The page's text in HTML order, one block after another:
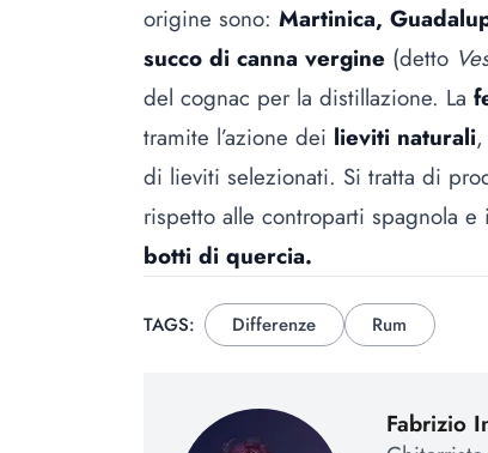
origine sono: Martinica,
succo di canna vergine (detto
del cognac per la distillazione. La
tramite l’azione dei lieviti naturali
di lieviti selezionati. Si tratta di
rispetto alle controparti spagnola e
botti di quercia.
TAGS: Differenze Rum
Fabrizio